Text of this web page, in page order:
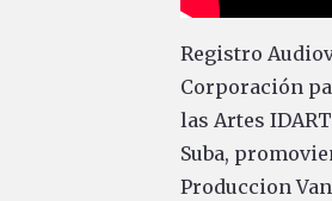
Registro
Corporación
las Artes
Suba,
Produccion